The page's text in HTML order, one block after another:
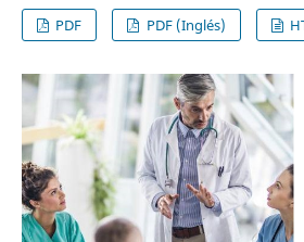
PDF
PDF (Inglés)